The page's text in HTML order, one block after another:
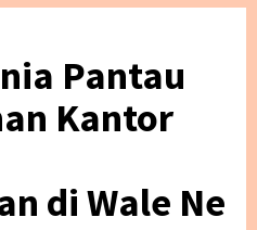
Pantau
Kantor
di Wale Ne